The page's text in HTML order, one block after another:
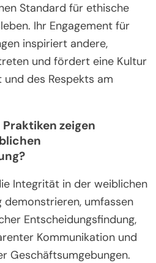
Standard für ethische
Ihr Engagement für
inspiriert andere,
und fördert eine Kultur
des Respekts am
zeigen
Integrität in der weiblichen
demonstrieren, umfassen
Entscheidungsfindung,
Kommunikation und
Geschäftsumgebungen.